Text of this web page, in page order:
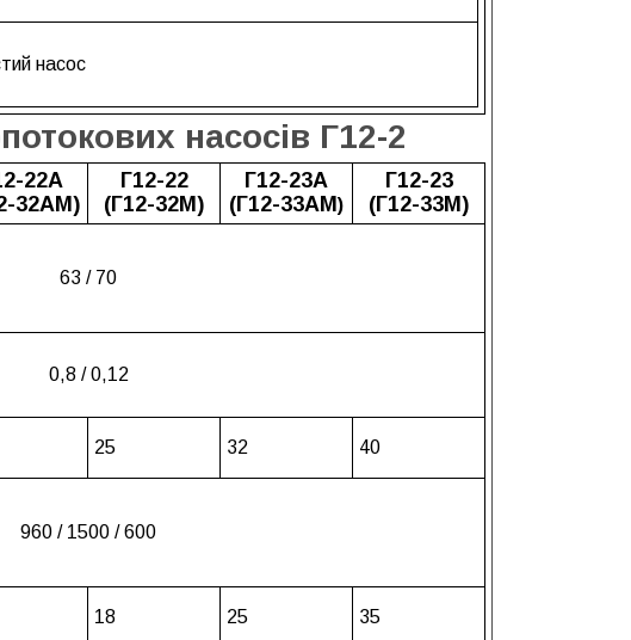
насос
насосів Г12-2
22А
32АМ)
Г12-22
(Г12-32М)
Г12-23А
(Г12-33АМ)
Г12-23
(Г12-33М)
63 / 70
0,8 / 0,12
25 32 40
960 / 1500 / 600
18 25 35